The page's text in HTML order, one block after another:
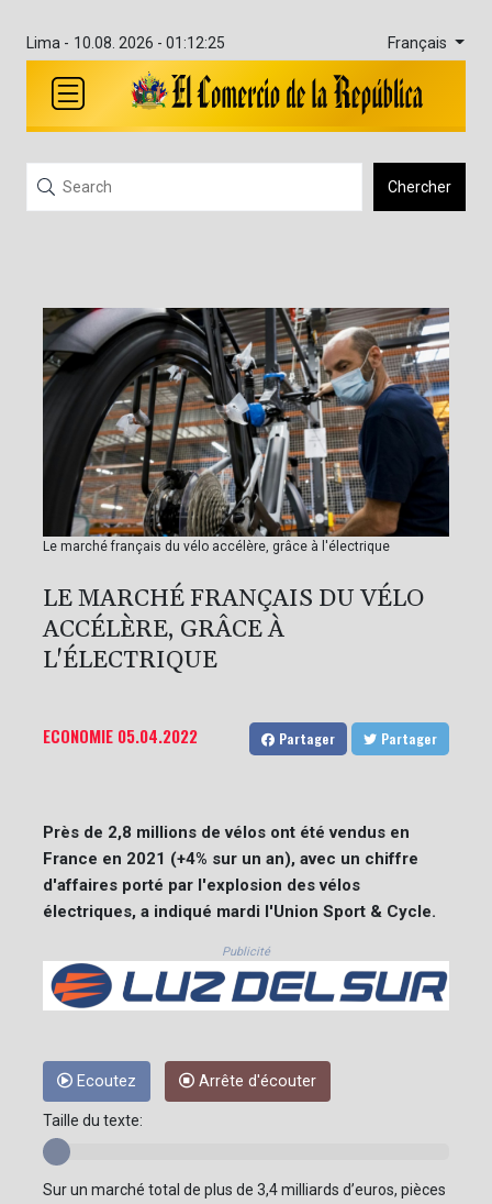
Lima - 10.08. 2026 - 01:12:25 Français
Chercher
Le marché français du vélo accélère, grâce à l'électrique
LE MARCHÉ FRANÇAIS DU VÉLO
ACCÉLÈRE, GRÂCE À
L'ÉLECTRIQUE
ECONOMIE 05.04.2022 Partager Partager
Près de 2,8 millions de vélos ont été vendus en
France en 2021 (+4% sur un an), avec un chiffre
d'affaires porté par l'explosion des vélos
électriques, a indiqué mardi l'Union Sport & Cycle.
Publicité
Ecoutez Arrête d'écouter
Taille du texte:
Sur un marché total de plus de 3,4 milliards d’euros, pièces